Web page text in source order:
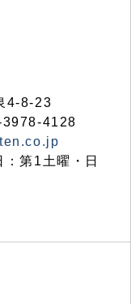
4-8-23
4128
第1土曜・日